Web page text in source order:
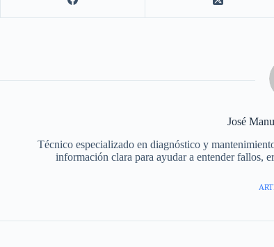
José
Técnico especializado en diagnóstico y
información clara para ayudar a entender fallos,